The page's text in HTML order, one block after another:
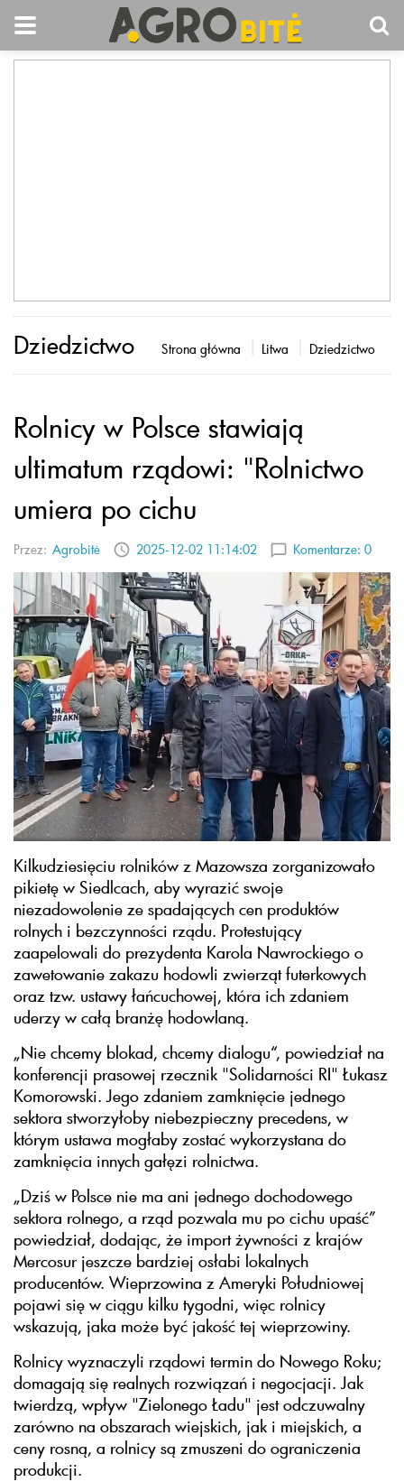
Dziedzictwo Strona główna Litwa Dziedzictwo
Rolnicy w Polsce stawiają
ultimatum rządowi: "Rolnictwo
umiera po cichu
Przez: Agrobitė 2025-12-02 11:14:02 Komentarze: 0
Kilkudziesięciu rolników z Mazowsza zorganizowało
pikietę w Siedlcach, aby wyrazić swoje
niezadowolenie ze spadających cen produktów
rolnych i bezczynności rządu. Protestujący
zaapelowali do prezydenta Karola Nawrockiego o
zawetowanie zakazu hodowli zwierząt futerkowych
oraz tzw. ustawy łańcuchowej, która ich zdaniem
uderzy w całą branżę hodowlaną.
„Nie chcemy blokad, chcemy dialogu“, powiedział na
konferencji prasowej rzecznik "Solidarności RI" Łukasz
Komorowski. Jego zdaniem zamknięcie jednego
sektora stworzyłoby niebezpieczny precedens, w
którym ustawa mogłaby zostać wykorzystana do
zamknięcia innych gałęzi rolnictwa.
„Dziś w Polsce nie ma ani jednego dochodowego
sektora rolnego, a rząd pozwala mu po cichu upaść”
powiedział, dodając, że import żywności z krajów
Mercosur jeszcze bardziej osłabi lokalnych
producentów. Wieprzowina z Ameryki Południowej
pojawi się w ciągu kilku tygodni, więc rolnicy
wskazują, jaka może być jakość tej wieprzowiny.
Rolnicy wyznaczyli rządowi termin do Nowego Roku;
domagają się realnych rozwiązań i negocjacji. Jak
twierdzą, wpływ "Zielonego Ładu" jest odczuwalny
zarówno na obszarach wiejskich, jak i miejskich, a
ceny rosną, a rolnicy są zmuszeni do ograniczenia
produkcji.